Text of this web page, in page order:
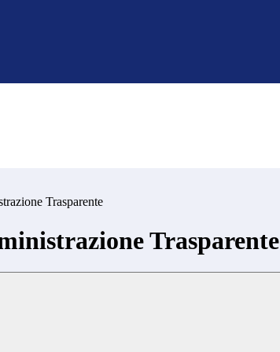
Trasparente
Trasparente